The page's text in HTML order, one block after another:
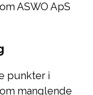
ASWO ApS
punkter i
manglende